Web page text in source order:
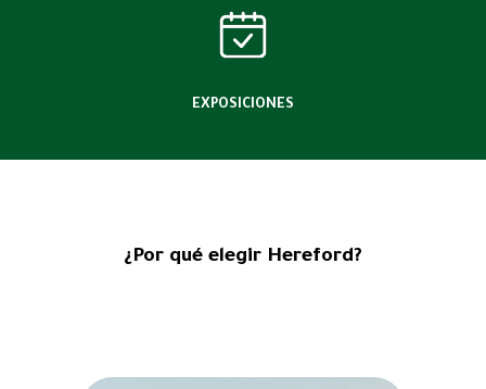
EXPOSICIONES
¿Por qué elegir Hereford?